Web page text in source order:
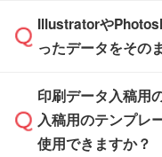
品が決まりまし
たします。
※土日祝日を除く
※沖縄・離島は追
※化粧箱から白箱
箱の作成は原則
無料の「デザイ
PCやスマホから
ザインソフトが
また、「データ作
Illustratorや
ったデータをその
Illustratorや
ザインソフトで
い方は、完全デー
印刷データ入稿用
入稿用のテンプレ
使用できますか？